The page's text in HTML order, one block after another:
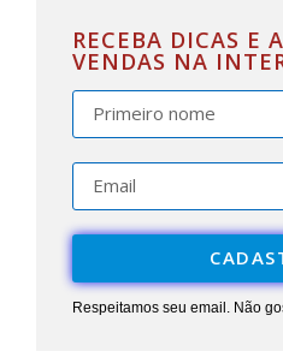
RECEBA DICAS E
VENDAS NA
Respeitamos seu email. Não